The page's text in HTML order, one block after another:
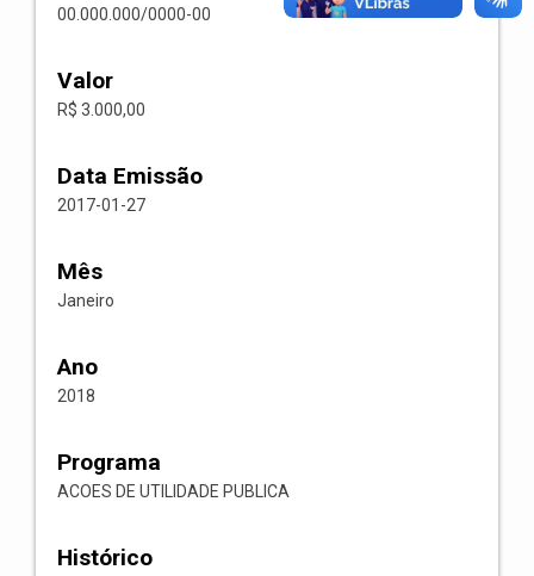
00.000.000/0000-00
Valor
R$ 3.000,00
Data Emissão
2017-01-27
Mês
Janeiro
Ano
2018
Programa
ACOES DE UTILIDADE PUBLICA
Histórico